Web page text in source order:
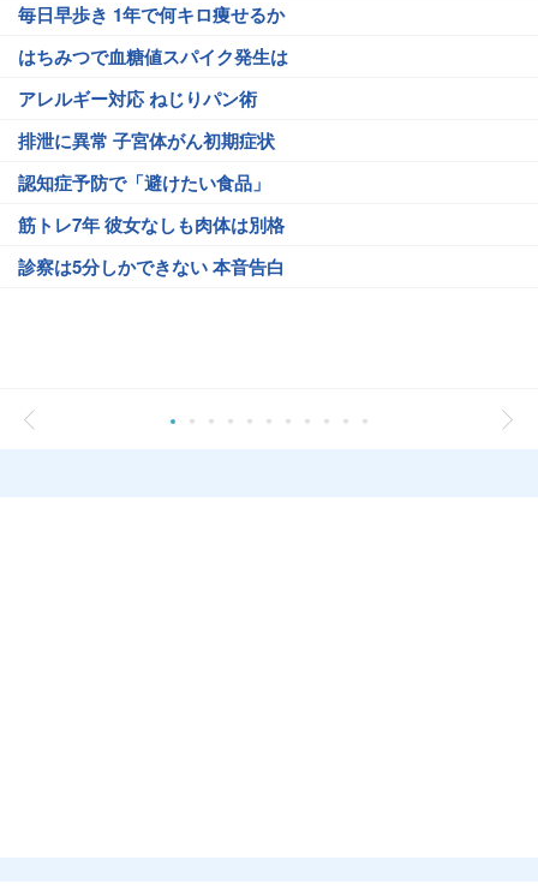
毎日早歩き 1年で何キロ痩せるか
はちみつで血糖値スパイク発生は
アレルギー対応 ねじりパン術
排泄に異常 子宮体がん初期症状
認知症予防で「避けたい食品」
筋トレ7年 彼女なしも肉体は別格
診察は5分しかできない 本音告白